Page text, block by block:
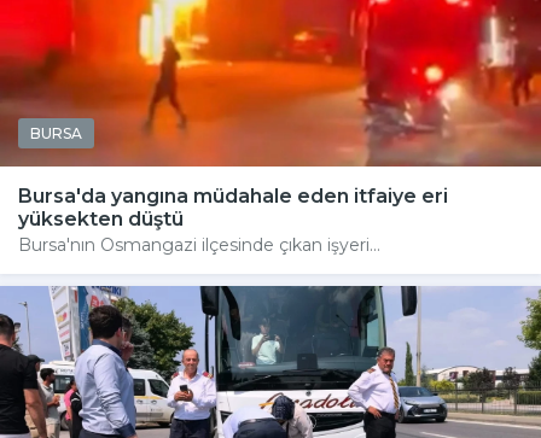
BURSA
Bursa'da yangına müdahale eden itfaiye eri
yüksekten düştü
Bursa'nın Osmangazi ilçesinde çıkan işyeri...